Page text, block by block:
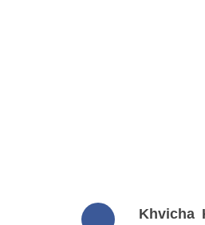
Khvicha